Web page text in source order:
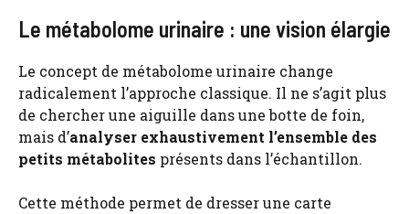
Le métabolome urinaire : une vision élargie
Le concept de métabolome urinaire change
radicalement l’approche classique. Il ne s’agit plus
de chercher une aiguille dans une botte de foin,
mais d’analyser exhaustivement l’ensemble des
petits métabolites présents dans l’échantillon.
Cette méthode permet de dresser une carte